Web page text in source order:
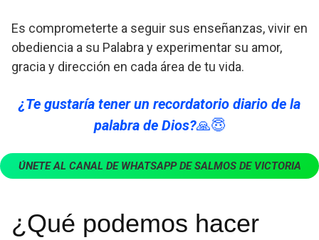
Es comprometerte a seguir sus enseñanzas, vivir en
obediencia a su Palabra y experimentar su amor,
gracia y dirección en cada área de tu vida.
¿Te gustaría tener un recordatorio diario de la
palabra de Dios?🙏😇
ÚNETE AL CANAL DE WHATSAPP DE SALMOS DE VICTORIA
¿Qué podemos hacer